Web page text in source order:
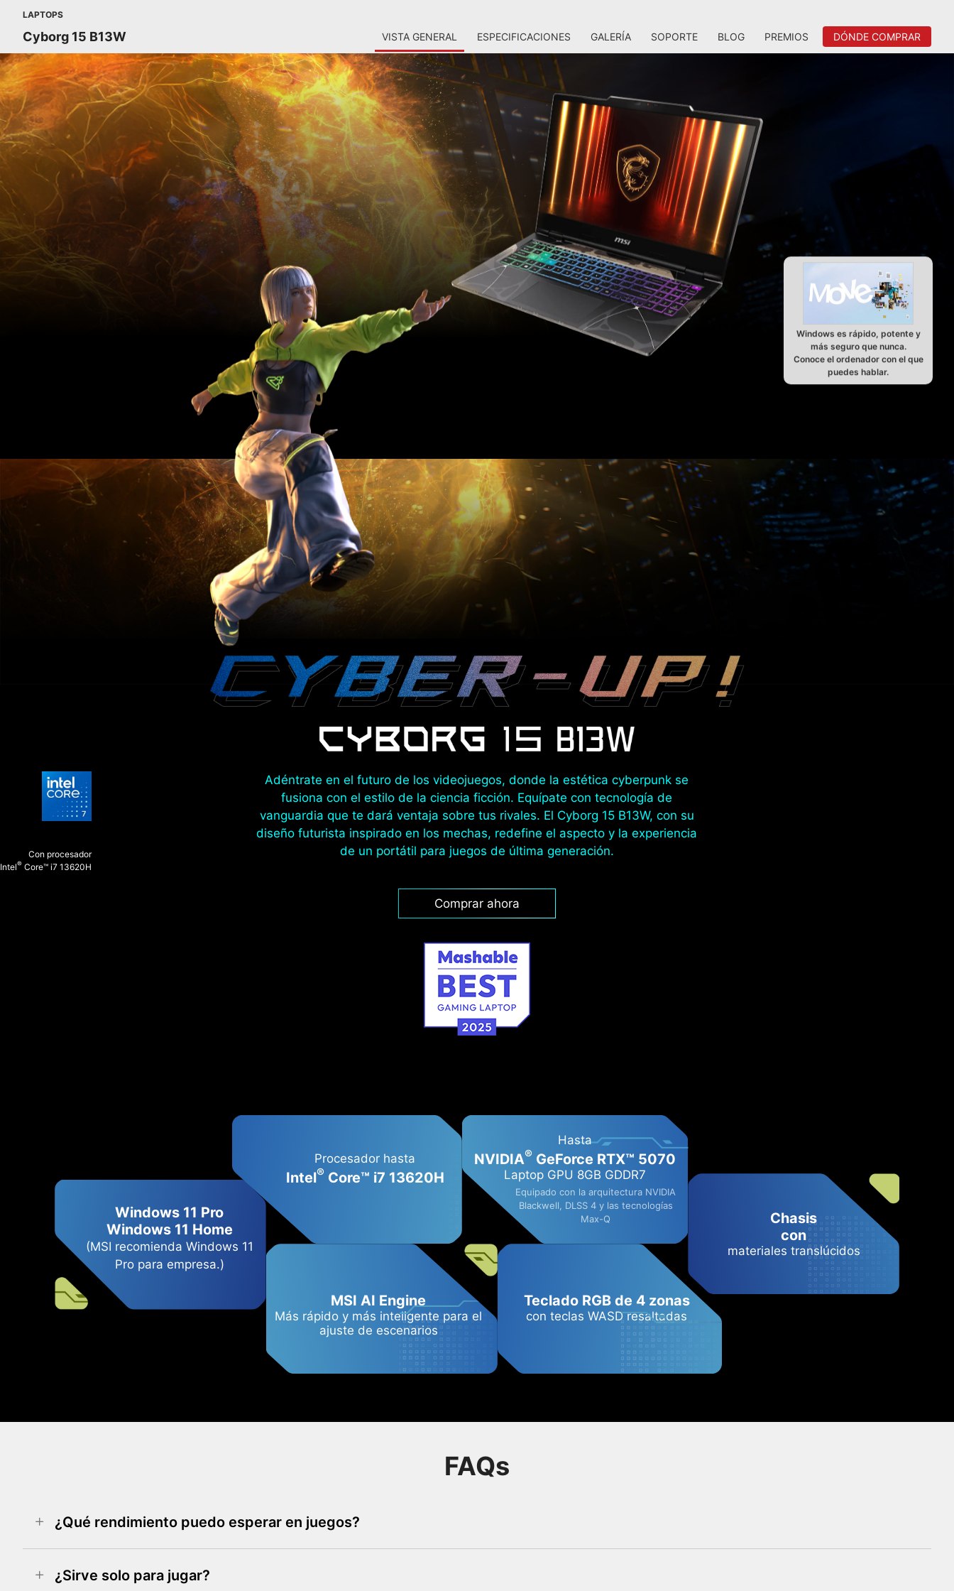
LAPTOPS
Cyborg 15 B13W VISTA GENERAL ESPECIFICACIONES GALERÍA SOPORTE BLOG PREMIOS DÓNDE COMPRAR
Windows es rápido, potente y
más seguro que nunca.
Conoce el ordenador con el que
puedes hablar.
Con procesador
Intel® Core™ i7 13620H
Adéntrate en el futuro de los videojuegos, donde la estética cyberpunk se
fusiona con el estilo de la ciencia ficción. Equípate con tecnología de
vanguardia que te dará ventaja sobre tus rivales. El Cyborg 15 B13W, con su
diseño futurista inspirado en los mechas, redefine el aspecto y la experiencia
de un portátil para juegos de última generación.
Comprar ahora
Windows 11 Pro
Windows 11 Home
(MSI recomienda Windows 11
Pro para empresa.)
Procesador hasta
Intel®Core™ i7 13620H
Hasta
NVIDIA® GeForce RTX™ 5070
Laptop GPU 8GB GDDR7
Equipado con la arquitectura NVIDIA
Blackwell, DLSS 4 y las tecnologías
Max-Q
MSI AI Engine
Más rápido y más inteligente para el
ajuste de escenarios
Teclado RGB de 4 zonas
con teclas WASD resaltadas
Chasis
con
materiales translúcidos
FAQs
¿Qué rendimiento puedo esperar en juegos?
¿Sirve solo para jugar?